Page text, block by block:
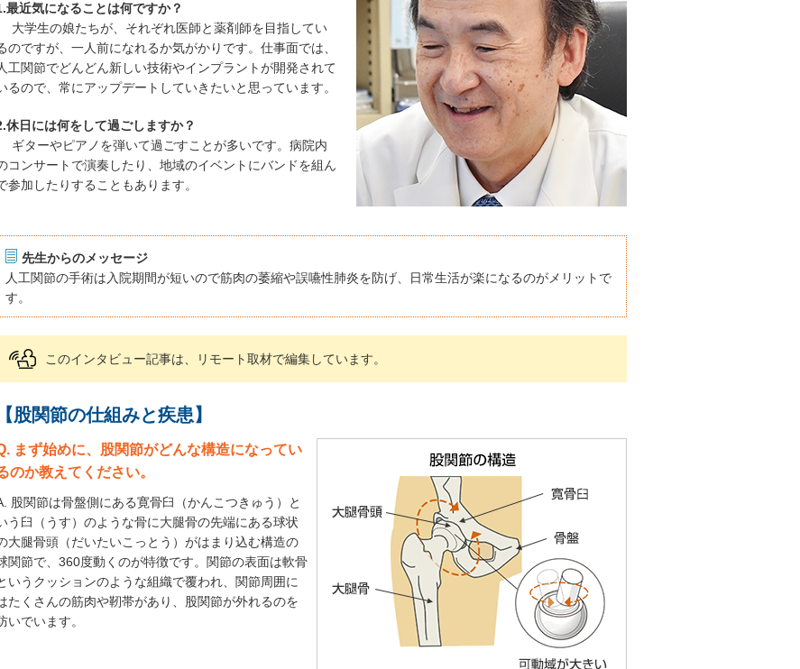
最近気になることは何ですか？
大学生の娘たちが、それぞれ医師と薬剤師を目指してい
のですが、一人前になれるか気がかりです。仕事面では、
工関節でどんどん新しい技術やインプラントが開発されて
るので、常にアップデートしていきたいと思っています。
休日には何をして過ごしますか？
ギターやピアノを弾いて過ごすことが多いです。病院内
コンサートで演奏したり、地域のイベントにバンドを組ん
参加したりすることもあります。
先生からのメッセージ
人工関節の手術は入院期間が短いので筋肉の萎縮や誤嚥性肺炎を防げ、日常生活が楽になるのがメリットで
す。
このインタビュー記事は、リモート取材で編集しています。
【股関節の仕組みと疾患】
まず始めに、股関節がどんな構造になってい
のか教えてください。
股関節は骨盤側にある寛骨臼（かんこつきゅう）と
う臼（うす）のような骨に大腿骨の先端にある球状
大腿骨頭（だいたいこっとう）がはまり込む構造の
関節で、360度動くのが特徴です。関節の表面は軟骨
いうクッションのような組織で覆われ、関節周囲に
たくさんの筋肉や靭帯があり、股関節が外れるのを
いでいます。